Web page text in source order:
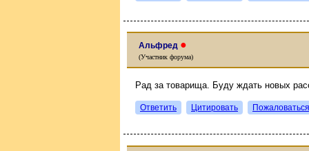
Альфред ●
(Участник форума)
Рад за товарища. Буду ждать новых
Ответить Цитировать Пожаловаться